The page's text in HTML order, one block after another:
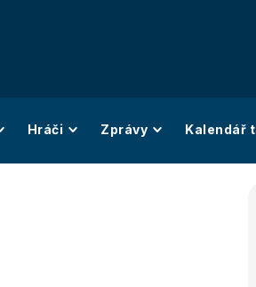
Hráči Zprávy Kalendář